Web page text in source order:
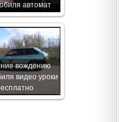
автомат
вождению
видео уроки